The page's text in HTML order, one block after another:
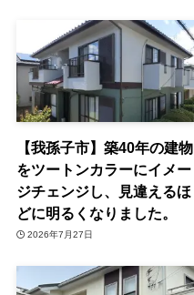
【我孫子市】築40年の建物
をツートンカラーにイメー
ジチェンジし、見違えるほ
どに明るくなりました。
2026年7月27日